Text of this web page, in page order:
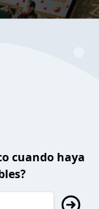
cuando haya